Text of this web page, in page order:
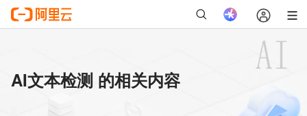
AI文本检测 的相关内容